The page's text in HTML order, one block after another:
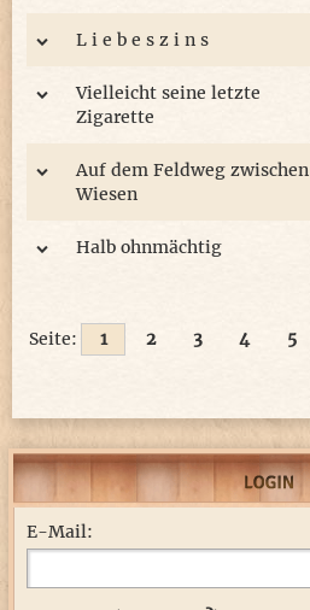
L i e b e s z i n s
Vielleicht seine letzte
Zigarette
Auf dem Feldweg zwischen
Wiesen
Halb ohnmächtig
Seite: 1 2 3 4 5
E-Mail: